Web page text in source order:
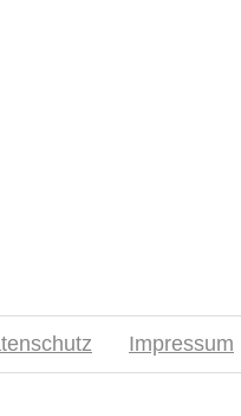
Impressum